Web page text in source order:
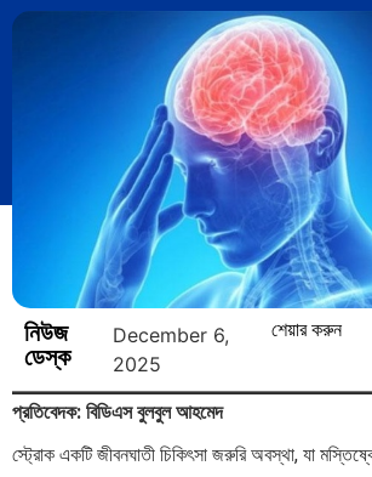
নিউজ
ডেস্ক
December 6,
2025
শেয়ার করুন
প্রতিবেদক: বিডিএস বুলবুল আহমেদ
স্ট্রোক একটি জীবনঘাতী চিকিৎসা জরুরি অবস্থা, যা